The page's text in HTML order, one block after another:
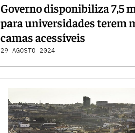
Governo disponibiliza 7,5
para universidades terem
camas acessíveis
29 AGOSTO 2024